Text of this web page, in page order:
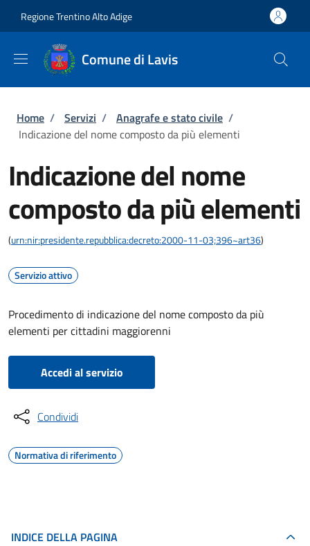
Regione Trentino Alto Adige
Comune di Lavis
Briciole di pane
Home / Servizi / Anagrafe e stato civile /
Indicazione del nome composto da più elementi
Indicazione del nome
composto da più elementi
(urn:nir:presidente.repubblica:decreto:2000-11-03;396~art36)
Servizio attivo
Procedimento di indicazione del nome composto da più
elementi per cittadini maggiorenni
Accedi al servizio
Condividi
Normativa di riferimento
INDICE DELLA PAGINA